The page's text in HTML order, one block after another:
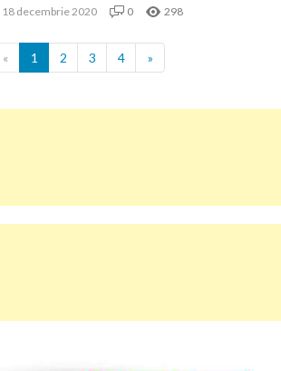
18 decembrie 2020 0 298
« 1 2 3 4 »